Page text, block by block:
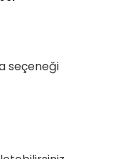
seçeneği